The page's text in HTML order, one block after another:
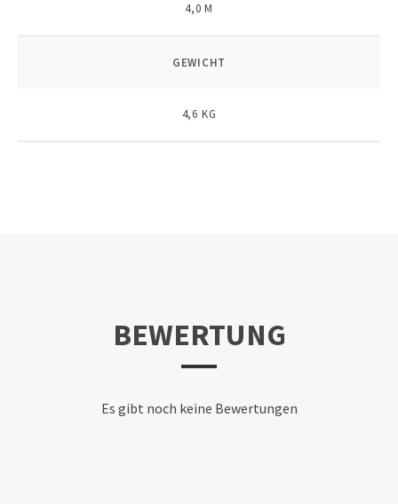
4,0 M
GEWICHT
4,6 KG
BEWERTUNG
Es gibt noch keine Bewertungen